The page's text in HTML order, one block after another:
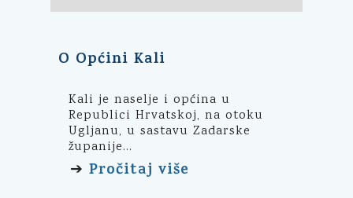
O Općini Kali
Kali je naselje i općina u
Republici Hrvatskoj, na otoku
Ugljanu, u sastavu Zadarske
županije...
➔ Pročitaj više